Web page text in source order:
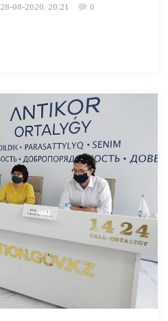
28-08-2020, 20:21 0